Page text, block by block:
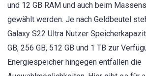
und 12 GB RAM und auch beim
gewählt werden. Je nach Geldbeutel
Galaxy S22 Ultra Nutzer
GB, 256 GB, 512 GB und 1 TB zur
Energiespeicher hingegen entfallen die